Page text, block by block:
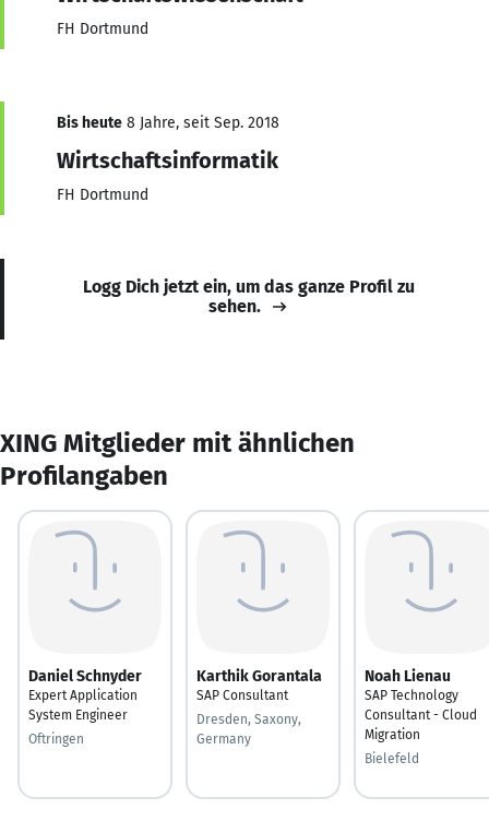
FH Dortmund
Bis heute 8 Jahre, seit Sep. 2018
Wirtschaftsinformatik
FH Dortmund
Logg Dich jetzt ein, um das ganze Profil zu
sehen.
XING Mitglieder mit ähnlichen
Profilangaben
Daniel Schnyder
Expert Application
System Engineer
Oftringen
Karthik Gorantala
SAP Consultant
Dresden, Saxony,
Germany
Noah Lienau
SAP Technology
Consultant - Cloud
Migration
Bielefeld